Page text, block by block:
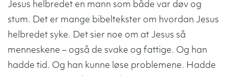
Jesus helbredet en mann som både var døv og
stum. Det er mange bibeltekster om hvordan Jesus
helbredet syke. Det sier noe om at Jesus så
menneskene – også de svake og fattige. Og han
hadde tid. Og han kunne løse problemene. Hadde